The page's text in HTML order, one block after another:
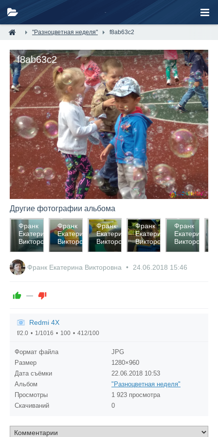
"Разноцветная неделя" f8ab63c2
f8ab63c2
Другие фотографии альбома
3028
0
0
Франк
Екатерина
Викторовна
2829
0
0
Франк
Екатерина
Викторовна
2667
0
0
Франк
Екатерина
Викторовна
3003
0
0
Франк
Екатерина
Викторовна
2727
0
0
Франк
Екатерина
Викторовна
Франк Екатерина Викторовна 24.06.2018 15:46
—
Redmi 4X
f/2.0 1/1016 100 412/100
Формат файла
JPG
Размер
1280×960
Дата съёмки
22.06.2018 10:53
Альбом
"Разноцветная неделя"
Просмотры
1 923 просмотра
Скачиваний
0